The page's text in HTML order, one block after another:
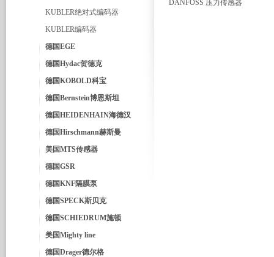
KUBLER绝对式编码器
KUBLER编码器
德国EGE
德国Hydac贺德克
德国KOBOLD科宝
德国Bernstein博恩斯坦
德国HEIDENHAIN海德汉
德国Hirschmann赫斯曼
美国MTS传感器
德国GSR
德国KNF隔膜泵
德国SPECK斯贝克
德国SCHIEDRUM施顿
美国Mighty line
德国Drager德尔格